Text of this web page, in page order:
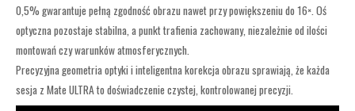
0,5% gwarantuje pełną zgodność obrazu nawet przy powiększeniu do 16×. Oś
optyczna pozostaje stabilna, a punkt trafienia zachowany, niezależnie od ilości
montowań czy warunków atmosferycznych.
Precyzyjna geometria optyki i inteligentna korekcja obrazu sprawiają, że każda
sesja z Mate ULTRA to doświadczenie czystej, kontrolowanej precyzji.